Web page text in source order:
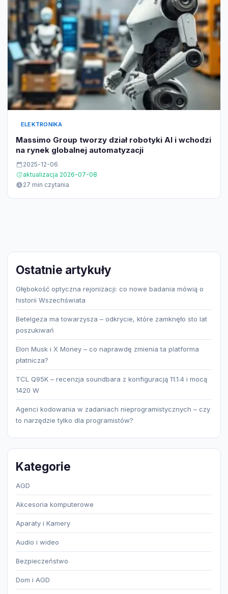
ELEKTRONIKA
Massimo Group tworzy dział robotyki AI i wchodzi
na rynek globalnej automatyzacji
2025-12-06
aktualizacja 2026-07-08
27 min czytania
Ostatnie artykuły
Głębokość optyczna rejonizacji: co nowe badania mówią o
historii Wszechświata
Betelgeza ma towarzysza – odkrycie, które zamknęło sto lat
poszukiwań
Elon Musk i X Money – co naprawdę zmienia ta platforma
płatnicza?
TCL Q95K – recenzja soundbara z konfiguracją 11.1.4 i mocą
1420 W
Agenci kodowania w zadaniach nieprogramistycznych – czy
to narzędzie tylko dla programistów?
Kategorie
AGD
Akcesoria komputerowe
Aparaty i Kamery
Audio i wideo
Bezpieczeństwo
Dom i AGD